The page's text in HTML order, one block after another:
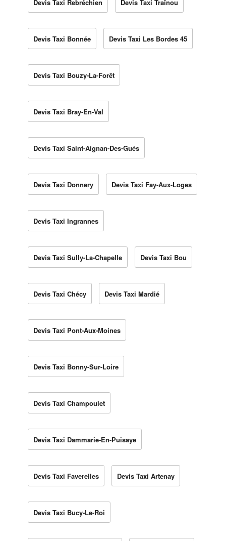
Devis Taxi Rebréchien Devis Taxi Traînou
Devis Taxi Bonnée Devis Taxi Les Bordes 45
Devis Taxi Bouzy-La-Forêt
Devis Taxi Bray-En-Val
Devis Taxi Saint-Aignan-Des-Gués
Devis Taxi Donnery Devis Taxi Fay-Aux-Loges
Devis Taxi Ingrannes
Devis Taxi Sully-La-Chapelle Devis Taxi Bou
Devis Taxi Chécy Devis Taxi Mardié
Devis Taxi Pont-Aux-Moines
Devis Taxi Bonny-Sur-Loire
Devis Taxi Champoulet
Devis Taxi Dammarie-En-Puisaye
Devis Taxi Faverelles Devis Taxi Artenay
Devis Taxi Bucy-Le-Roi